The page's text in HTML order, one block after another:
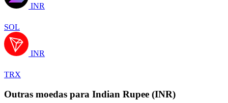
INR
SOL
INR
TRX
Outras moedas para Indian Rupee (INR)